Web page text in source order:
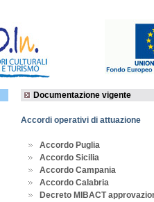
Documentazione vigente
Accordi operativi di attuazione
Accordo Puglia
Accordo Sicilia
Accordo Campania
Accordo Calabria
Decreto MIBACT